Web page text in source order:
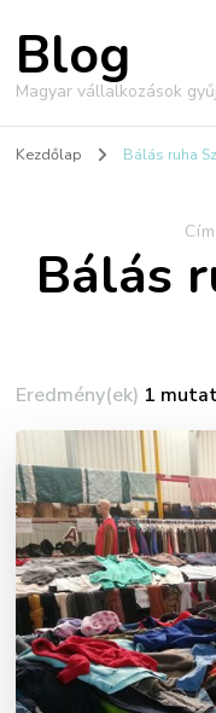
Blog
Magyar vállalkozások
Kezdőlap Bálás ruha
Bálás
Eredmény(ek) 1